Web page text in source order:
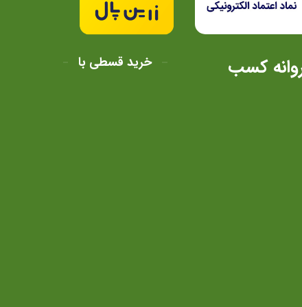
شوند
کسب خرید قسطی با